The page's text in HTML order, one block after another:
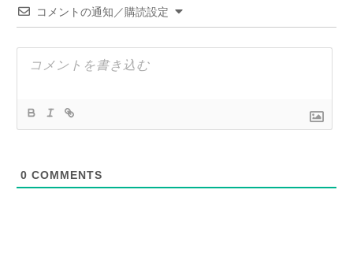
コメントの通知／購読設定
0 COMMENTS